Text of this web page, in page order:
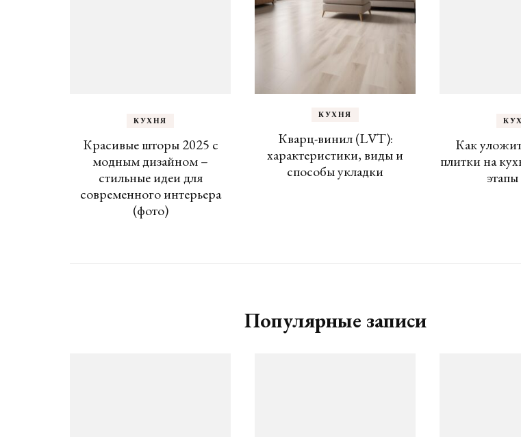
КУХНЯ
Красивые шторы 2025 с
модным дизайном –
стильные идеи для
современного интерьера
(фото)
КУХНЯ
Кварц-винил (LVT):
характеристики, виды и
способы укладки
Как
плитки на
Популярные записи